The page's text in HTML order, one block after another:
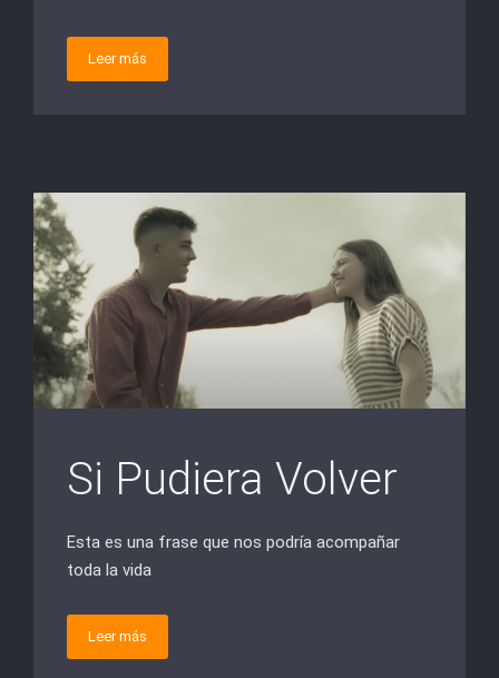
Leer más
Si Pudiera Volver
Esta es una frase que nos podría acompañar
toda la vida
Leer más